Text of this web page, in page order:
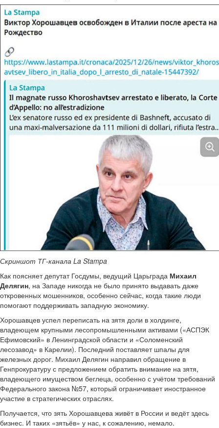
Скриншот ТГ-канала La Stampa
Как поясняет депутат Госдумы, ведущий Царьграда Михаил
Делягин, на Западе никогда не было принято выдавать даже
откровенных мошенников, особенно сейчас, когда такие люди
помогают поддерживать западную экономику.
Хорошавцев успел переписать на зятя доли в холдинге,
владеющем крупными лесопромышленными активами («АСПЭК
Ефимовский» в Ленинградской области и «Соломенский
лесозавод» в Карелии). Последний поставляет шпалы для
железных дорог. Михаил Делягин направил обращение в
Генпрокуратуру с предложением обратить внимание на зятя,
владеющего имуществом беглеца, особенно с учётом требований
Федерального закона №57, который ограничивает иностранное
участие в стратегических отраслях.
Получается, что зять Хорошавцева живёт в России и ведёт здесь
бизнес. И таких «зятьёв» у нас, к сожалению, немало.